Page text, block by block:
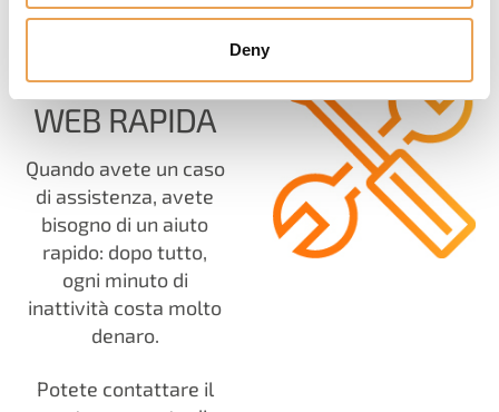
Deny
ASSISTENZA
WEB RAPIDA
Quando avete un caso
di assistenza, avete
bisogno di un aiuto
rapido: dopo tutto,
ogni minuto di
inattività costa molto
denaro.
Potete contattare il